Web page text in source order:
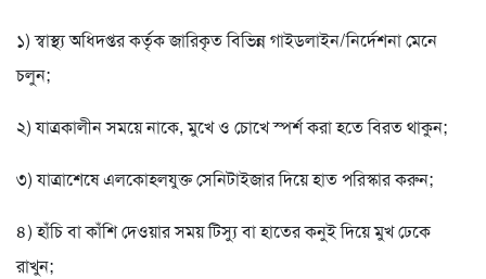
১) স্বাস্থ্য অধিদপ্তর কর্তৃক জারিকৃত বিভিন্ন গাইডলাইন/নির্দেশনা মেনে
চলুন;
২) যাত্রকালীন সময়ে নাকে, মুখে ও চোখে স্পর্শ করা হতে বিরত থাকুন;
৩) যাত্রাশেষে এলকোহলযুক্ত সেনিটাইজার দিয়ে হাত পরিস্কার করুন;
৪) হাঁচি বা কাঁশি দেওয়ার সময় টিস্যু বা হাতের কনুই দিয়ে মুখ ঢেকে
রাখুন;